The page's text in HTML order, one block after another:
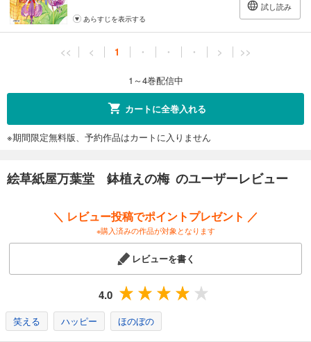
試し読み
あらすじを表示する
<< < 1 ・ ・ ・ > >>
1～4巻配信中
カートに全巻入れる
※期間限定無料版、予約作品はカートに入りません
絵草紙屋万葉堂 鉢植えの梅 のユーザーレビュー
＼ レビュー投稿でポイントプレゼント ／
※購入済みの作品が対象となります
レビューを書く
4.0
笑える ハッピー ほのぼの